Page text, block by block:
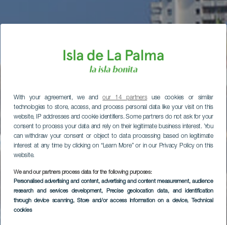
With your agreement, we andour 14 partnersuse cookies or similar
technologies to store, access, and process personal data like your visit on this
website, IP addresses and cookie identifiers. Some partners do not ask for your
consent to process your data and rely on their legitimate business interest. You
can withdraw your consent or object to data processing based on legitimate
interest at any time by clicking on “Learn More” or in our Privacy Policy on this
website.
We and our partners process data for the following purposes:
Personalised advertising and content, advertising and content measurement, audience
research and services development, Precise geolocation data, and identification
through device scanning, Store and/or access information on a device, Technical
cookies